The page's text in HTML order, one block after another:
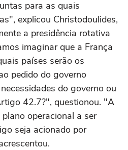
para as quais
explicou Christodoulides,
a presidência rotativa
imaginar que a França
países serão os
pedido do governo
do governo ou
42.7?", questionou. "A
operacional a ser
seja acionado por